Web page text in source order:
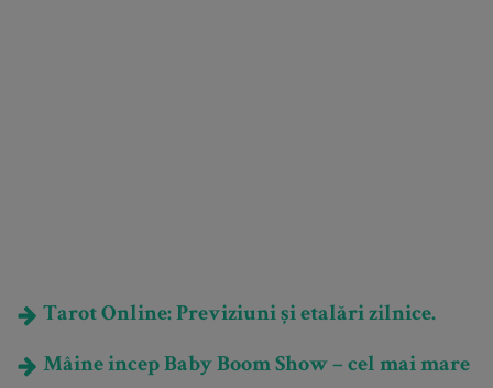
Tarot Online: Previziuni și etalări zilnice.
Mâine incep Baby Boom Show – cel mai mare